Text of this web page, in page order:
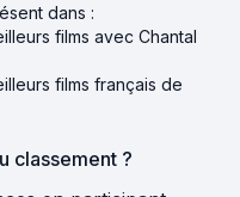
dans :
films avec Chantal
films français de
classement ?